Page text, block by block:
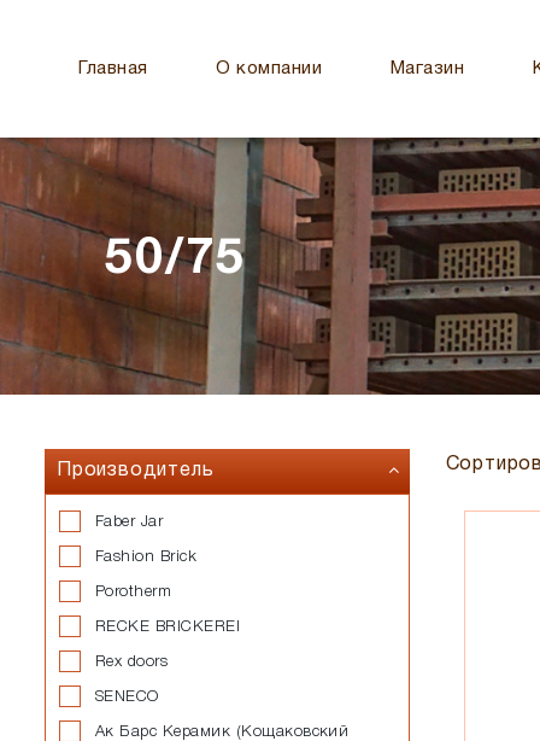
Главная О компании Магазин
50/75
Производитель
Faber Jar
Fashion Brick
Porotherm
RECKE BRICKEREI
Rex doors
SENECO
Ак Барс Керамик (Кощаковский